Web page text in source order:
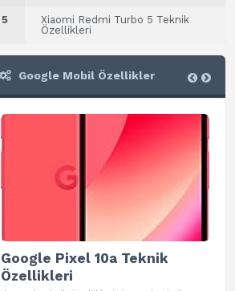
5
Xiaomi Redmi Turbo 5 Teknik
Özellikleri
Google Mobil Özellikler
Google Pixel 10a Teknik
Özellikleri